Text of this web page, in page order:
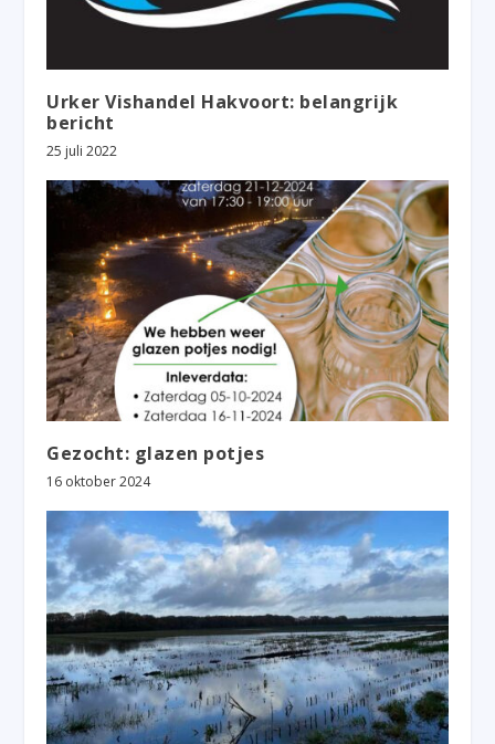
Urker Vishandel Hakvoort: belangrijk
bericht
25 juli 2022
Gezocht: glazen potjes
16 oktober 2024